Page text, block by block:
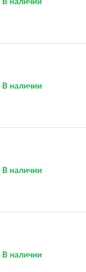
В наличии
В наличии
В наличии